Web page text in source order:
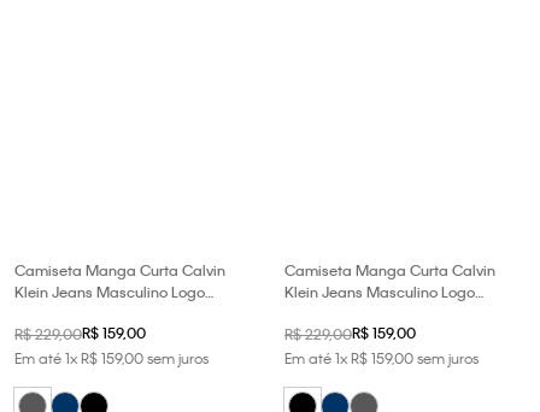
Camiseta Manga Curta Calvin
Klein Jeans Masculino Logo
R$229,00R$159,00
Em até1xR$159,00sem juros
Camiseta Manga Curta Calvin
Klein Jeans Masculino Logo
R$229,00R$159,00
Em até1xR$159,00sem juros